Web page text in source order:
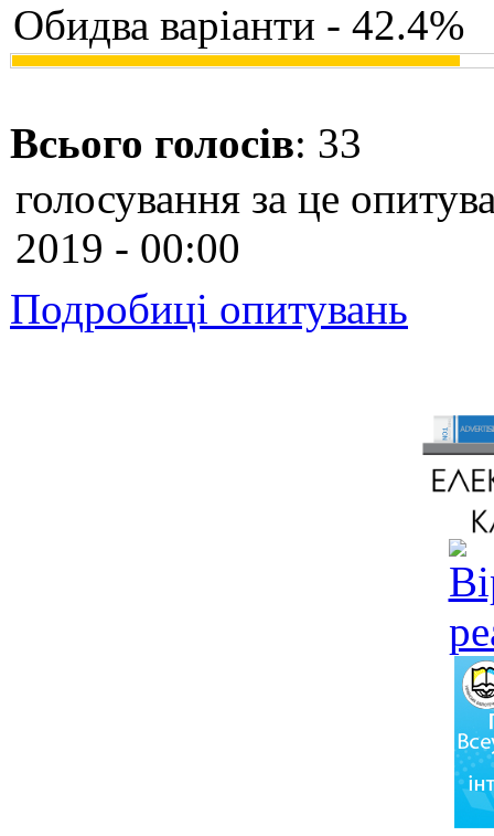
Обидва варіанти - 42.4%
Всього голосів: 33
голосування за це
2019 - 00:00
Подробиці опитувань